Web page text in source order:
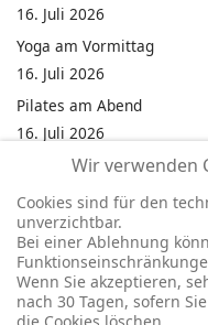
16. Juli 2026
Yoga am Vormittag
16. Juli 2026
Pilates am Abend
16. Juli 2026
Jumping Fitness Intervall
16. Juli 2026
Jumping Fitness
16. Juli 2026
Kinderfest in Neukirchen
16. Juli 2026
Wir verwenden
Cookies sind für den
unverzichtbar.
Bei einer Ablehnung
Wenn Sie akzeptieren,
nach 30 Tagen, sofern